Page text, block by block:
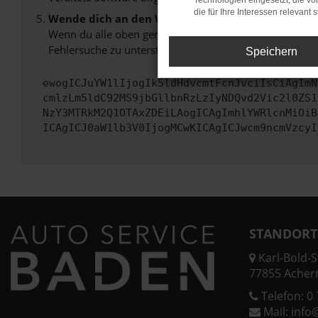
Wende dich an den Webseitenbetreiber.
Wenn du alle oben genannten Schritte versucht hast,
Fehlersuche zu unterstützen:
Karl-Bold-
77855
Telefon: 0
Mail:
die für Ihre Interessen relevant
Speichern